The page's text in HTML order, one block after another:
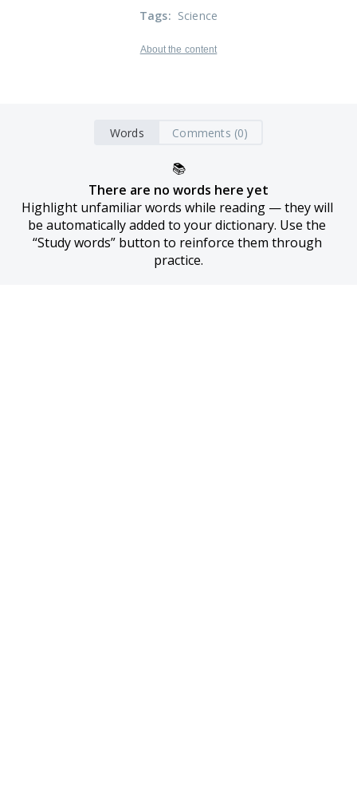
Tags: Science
About the content
Words Comments (0)
📚
There are no words here yet
Highlight unfamiliar words while reading — they will
be automatically added to your dictionary. Use the
“Study words” button to reinforce them through
practice.